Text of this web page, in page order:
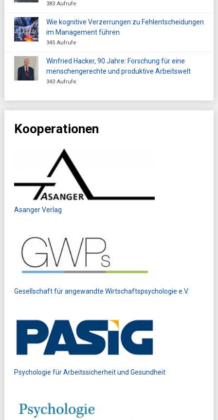
383 Aufrufe
Wie kognitive Verzerrungen zu Fehlentscheidungen
im Management führen
345 Aufrufe
Winfried Hacker, 90 Jahre: Forschung für eine
menschengerechte und produktive Arbeitswelt
343 Aufrufe
Kooperationen
Asanger Verlag
Gesellschaft für angewandte Wirtschaftspsychologie e.V.
Psychologie für Arbeitssicherheit und Gesundheit